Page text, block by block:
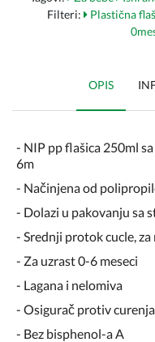
Filteri: Plastična
OPIS
- NIP pp flašica 250ml
6m
- Načinjena od
- Dolazi u pakovanju sa
- Srednji protok cucle, za
- Za uzrast 0-6 meseci
- Lagana i nelomiva
- Osigurač protiv
- Bez bisphenol-a A